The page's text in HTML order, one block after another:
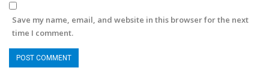
Save my name, email, and website in this browser for the next
time I comment.